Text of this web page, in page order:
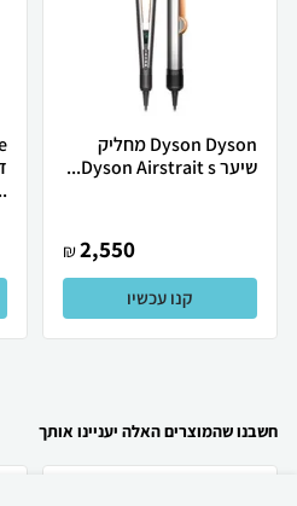
Dyson Dyson מחליק
שיער Dyson Airstrait s...
2,550
₪
קנו עכשיו
חשבנו שהמוצרים האלה יעניינו אותך